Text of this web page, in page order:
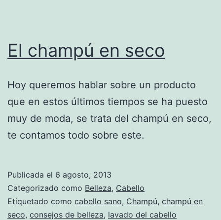
El champú en seco
Hoy queremos hablar sobre un producto
que en estos últimos tiempos se ha puesto
muy de moda, se trata del champú en seco,
te contamos todo sobre este.
Publicada el 6 agosto, 2013
Categorizado como Belleza, Cabello
Etiquetado como cabello sano, Champú, champú en
seco, consejos de belleza, lavado del cabello